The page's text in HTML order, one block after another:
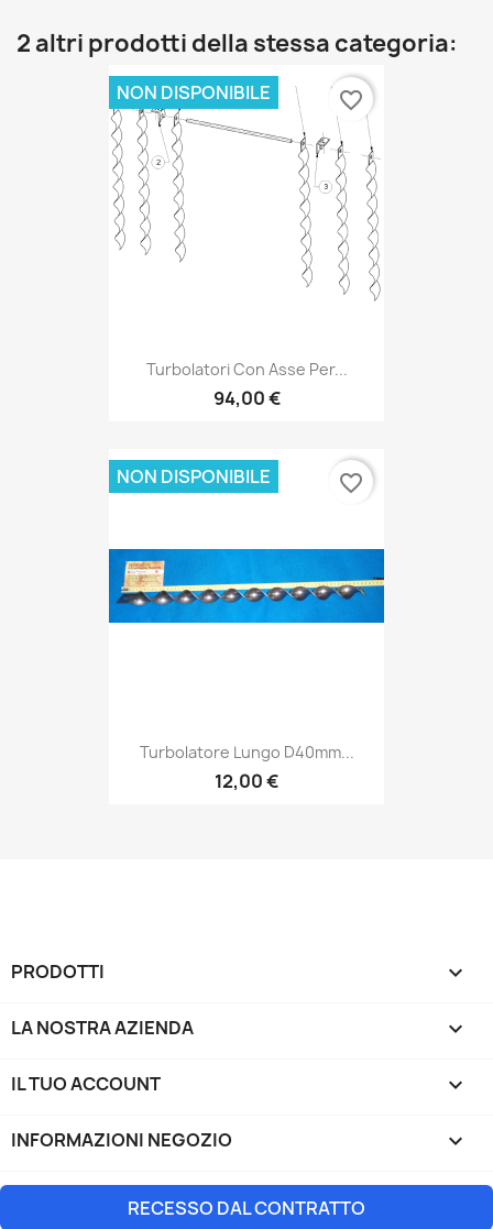
2 altri prodotti della stessa categoria:
Turbolatori Con Asse Per...
94,00 €
NON DISPONIBILE favorite_border
Turbolatore Lungo D40mm...
12,00 €
NON DISPONIBILE favorite_border
PRODOTTI 
LA NOSTRA AZIENDA 
IL TUO ACCOUNT 
INFORMAZIONI NEGOZIO keyboard_arrow_down
RECESSO DAL CONTRATTO